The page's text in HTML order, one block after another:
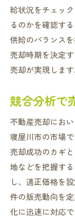
専門
売却期
不動産
売却後
給状況をチェッ
るのかを確認す
供給のバランス
売却時期を決定
売却が実現します
競合分析で
不動産売却にお
寝屋川市の市場
売却成功のカギ
地などを把握す
し、適正価格を
件の販売動向を
化に迅速に対応